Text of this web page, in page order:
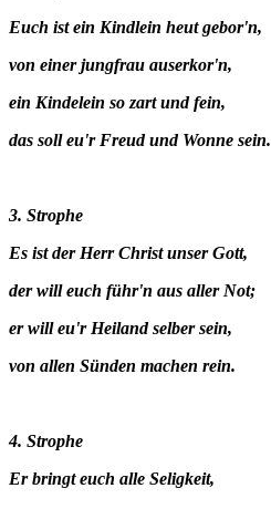
Euch ist ein Kindlein heut gebor'n,
von einer jungfrau auserkor'n,
ein Kindelein so zart und fein,
das soll eu'r Freud und Wonne sein.
3. Strophe
Es ist der Herr Christ unser Gott,
der will euch führ'n aus aller Not;
er will eu'r Heiland selber sein,
von allen Sünden machen rein.
4. Strophe
Er bringt euch alle Seligkeit,